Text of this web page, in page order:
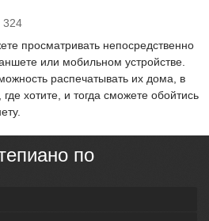
324
просматривать непосредственно
или мобильном устройстве.
распечатывать их дома, в
хотите, и тогда сможете обойтись
по